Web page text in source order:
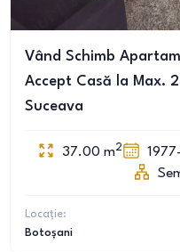
Vând Schimb
Accept Casă la Max.
Suceava
37.00 m2
Locație:
Botoșani